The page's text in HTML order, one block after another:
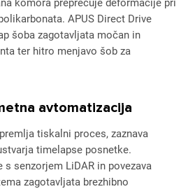
komora preprečuje deformacije pri
APUS Direct Drive
šoba zagotavljata močan in
ter hitro menjavo šob za
avtomatizacija
tiskalni proces, zaznava
timelapse posnetke.
senzorjem LiDAR in povezava
zagotavljata brezhibno